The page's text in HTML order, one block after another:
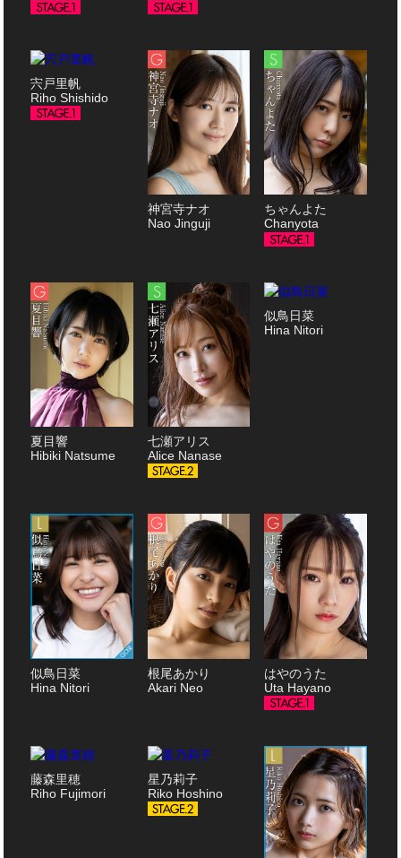
宍戸里帆
Riho Shishido
神宮寺ナオ
Nao Jinguji
ちゃんよた
Chanyota
夏目響
Hibiki Natsume
七瀬アリス
Alice Nanase
似鳥日菜
Hina Nitori
似鳥日菜
Hina Nitori
根尾あかり
Akari Neo
はやのうた
Uta Hayano
藤森里穂
Riho Fujimori
星乃莉子
Riko Hoshino